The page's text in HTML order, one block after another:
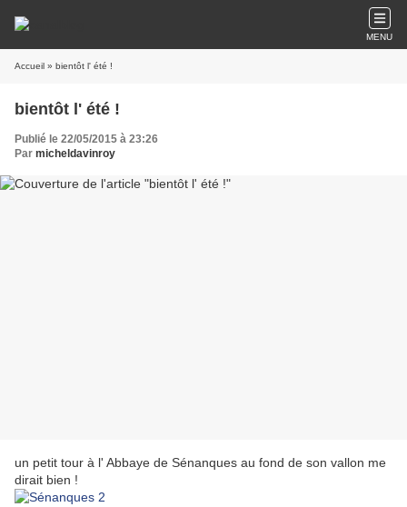
MENU
Accueil » bientôt l' été !
bientôt l' été !
Publié le 22/05/2015 à 23:26
Par micheldavinroy
un petit tour à l' Abbaye de Sénanques au fond de son vallon me
dirait bien !